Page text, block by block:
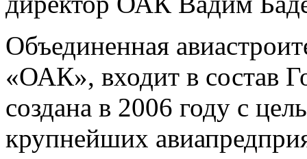
Объединенная
«ОАК», входит в состав
создана в 2006 году с
крупнейших